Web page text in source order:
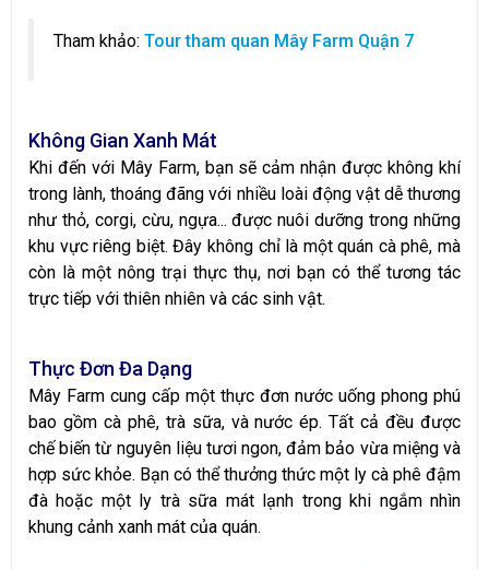
Tham khảo: Tour tham quan Mây Farm Quận 7
Không Gian Xanh Mát
Khi đến với Mây Farm, bạn sẽ cảm nhận được không khí
trong lành, thoáng đãng với nhiều loài động vật dễ thương
như thỏ, corgi, cừu, ngựa... được nuôi dưỡng trong những
khu vực riêng biệt. Đây không chỉ là một quán cà phê, mà
còn là một nông trại thực thụ, nơi bạn có thể tương tác
trực tiếp với thiên nhiên và các sinh vật.
Thực Đơn Đa Dạng
Mây Farm cung cấp một thực đơn nước uống phong phú
bao gồm cà phê, trà sữa, và nước ép. Tất cả đều được
chế biến từ nguyên liệu tươi ngon, đảm bảo vừa miệng và
hợp sức khỏe. Bạn có thể thưởng thức một ly cà phê đậm
đà hoặc một ly trà sữa mát lạnh trong khi ngắm nhìn
khung cảnh xanh mát của quán.